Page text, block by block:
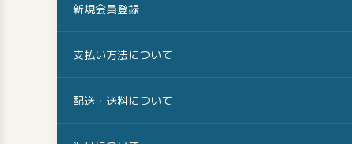
新規会員登録
支払い方法について
配送・送料について